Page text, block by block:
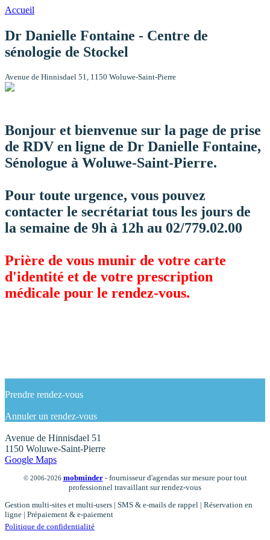
Accueil
Dr Danielle Fontaine - Centre de
sénologie de Stockel
Avenue de Hinnisdael 51, 1150 Woluwe-Saint-Pierre
Bonjour et bienvenue sur la page de prise
de RDV en ligne de Dr Danielle Fontaine,
Sénologue à Woluwe-Saint-Pierre.
Pour toute urgence, vous pouvez
contacter le secrétariat tous les jours de
la semaine de 9h à 12h au 02/779.02.00
Prière de vous munir de votre carte
d'identité et de votre prescription
médicale pour le rendez-vous.
Prendre rendez-vous
Annuler un rendez-vous
Avenue de Hinnisdael 51
1150 Woluwe-Saint-Pierre
Google Maps
© 2006-2026 mobminder- fournisseur d'agendas sur mesure pour tout
professionnel travaillant sur rendez-vous
Gestion multi-sites et multi-users | SMS & e-mails de rappel | Réservation en
ligne | Prépaiement & e-paiement
Politique de confidentialité